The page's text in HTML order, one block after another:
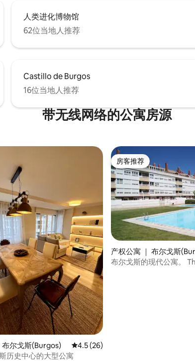
人类进化博物馆
62位当地人推荐
Castillo de Burgos
16位当地人推荐
带无线网络的公寓房源
），共 34 条评价
布尔戈斯(Burgos) 平均评分 4.5 分（满分 5 分），共 26
4.5 (26)
历史中心的大型公寓
房客推荐
房客推荐
产权公寓 ｜ 布尔戈斯
s)
布尔戈斯的现代公寓。